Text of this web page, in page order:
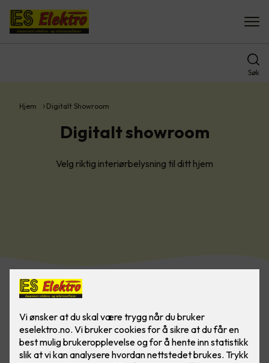
Søk
Hjem Digitalt Showroom
Digitalt showroom
Velg riktig interiørbelysning til ditt hjem